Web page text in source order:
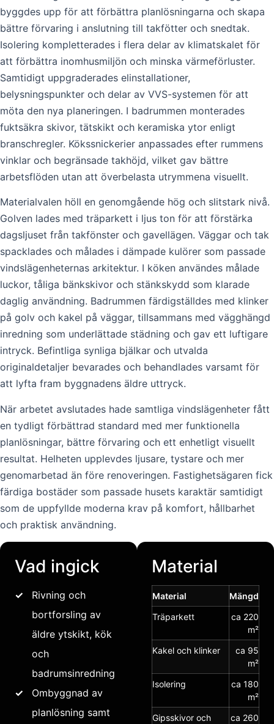
byggdes upp för att förbättra planlösningarna och skapa
bättre förvaring i anslutning till takfötter och snedtak.
Isolering kompletterades i flera delar av klimatskalet för
att förbättra inomhusmiljön och minska värmeförluster.
Samtidigt uppgraderades elinstallationer,
belysningspunkter och delar av VVS-systemen för att
möta den nya planeringen. I badrummen monterades
fuktsäkra skivor, tätskikt och keramiska ytor enligt
branschregler. Kökssnickerier anpassades efter rummens
vinklar och begränsade takhöjd, vilket gav bättre
arbetsflöden utan att överbelasta utrymmena visuellt.
Materialvalen höll en genomgående hög och slitstark nivå.
Golven lades med träparkett i ljus ton för att förstärka
dagsljuset från takfönster och gavellägen. Väggar och tak
spacklades och målades i dämpade kulörer som passade
vindslägenheternas arkitektur. I köken användes målade
luckor, tåliga bänkskivor och stänkskydd som klarade
daglig användning. Badrummen färdigställdes med klinker
på golv och kakel på väggar, tillsammans med vägghängd
inredning som underlättade städning och gav ett luftigare
intryck. Befintliga synliga bjälkar och utvalda
originaldetaljer bevarades och behandlades varsamt för
att lyfta fram byggnadens äldre uttryck.
När arbetet avslutades hade samtliga vindslägenheter fått
en tydligt förbättrad standard med mer funktionella
planlösningar, bättre förvaring och ett enhetligt visuellt
resultat. Helheten upplevdes ljusare, tystare och mer
genomarbetad än före renoveringen. Fastighetsägaren fick
färdiga bostäder som passade husets karaktär samtidigt
som de uppfyllde moderna krav på komfort, hållbarhet
och praktisk användning.
Vad ingick
✓
Rivning och
bortforsling av
äldre ytskikt, kök
och
badrumsinredning
✓
Ombyggnad av
planlösning samt
Material
Material
Mängd
Träparkett
ca 220
m²
Kakel och klinker
ca 95
m²
Isolering
ca 180
m²
Gipsskivor och
ca 260